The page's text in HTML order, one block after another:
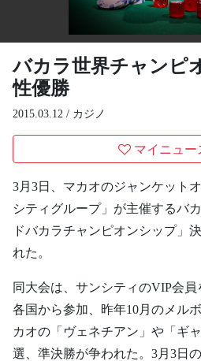
バカラ世界チャンピ
性優勝
2015.03.12 / カジノ
マイニュー
3月3日、マカオのジャンケット
シティグループ」が主催するバ
ドバカラチャンピオンシップ」
れた。
同大会は、サンシティのVIP会
各国から参加、昨年10月のメル
カオの「ヴェネチアン」や「ギ
選、準決勝が争われた。3月3日